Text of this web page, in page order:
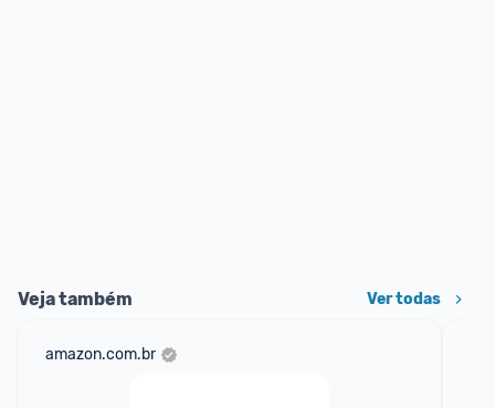
Veja também Ver todas
amazon.com.br